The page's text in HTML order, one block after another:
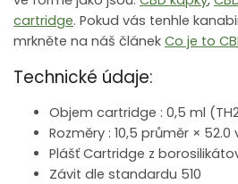
cartridge. Pokud vás tenhle
mrkněte na náš článek Co je to
Technické údaje:
Objem cartridge : 0,5 ml
Rozměry : 10,5 průměr × 52.0
Plášť Cartridge z
Závit dle standardu 510